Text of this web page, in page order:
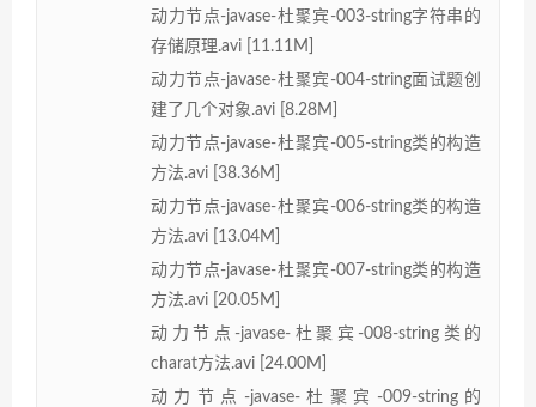
动力节点-javase-杜聚宾-003-string字符串的
存储原理.avi [11.11M]
动力节点-javase-杜聚宾-004-string面试题创
建了几个对象.avi [8.28M]
动力节点-javase-杜聚宾-005-string类的构造
方法.avi [38.36M]
动力节点-javase-杜聚宾-006-string类的构造
方法.avi [13.04M]
动力节点-javase-杜聚宾-007-string类的构造
方法.avi [20.05M]
动力节点-javase-杜聚宾-008-string类的
charat方法.avi [24.00M]
动力节点-javase-杜聚宾-009-string的